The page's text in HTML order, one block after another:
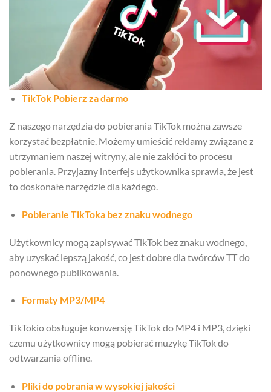
TikTok Pobierz za darmo
Z naszego narzędzia do pobierania TikTok można zawsze
korzystać bezpłatnie. Możemy umieścić reklamy związane z
utrzymaniem naszej witryny, ale nie zakłóci to procesu
pobierania. Przyjazny interfejs użytkownika sprawia, że jest
to doskonałe narzędzie dla każdego.
Pobieranie TikToka bez znaku wodnego
Użytkownicy mogą zapisywać TikTok bez znaku wodnego,
aby uzyskać lepszą jakość, co jest dobre dla twórców TT do
ponownego publikowania.
Formaty MP3/MP4
TikTokio obsługuje konwersję TikTok do MP4 i MP3, dzięki
czemu użytkownicy mogą pobierać muzykę TikTok do
odtwarzania offline.
Pliki do pobrania w wysokiej jakości